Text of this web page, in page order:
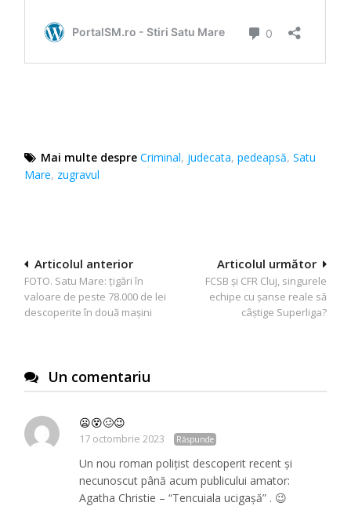
Mai multe despre Criminal, judecata,pedeapsă,Satu
Mare, zugravul
Navigare
în
articole
Articolul următor
FCSB și CFR Cluj, singurele
echipe cu șanse reale să
câștige Superliga?
Articolul anterior
FOTO. Satu Mare: țigări în
valoare de peste 78.000 de lei
descoperite în două mașini
Un comentariu
😦😵🥴😉
17 octombrie 2023 Răspunde
Un nou roman polițist descoperit recent și
necunoscut până acum publicului amator:
Agatha Christie – “Tencuiala ucigașă” . 😉